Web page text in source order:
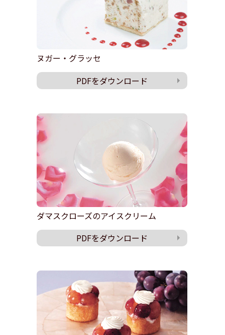
ヌガー・グラッセ
PDFをダウンロード
ダマスクローズのアイスクリーム
PDFをダウンロード